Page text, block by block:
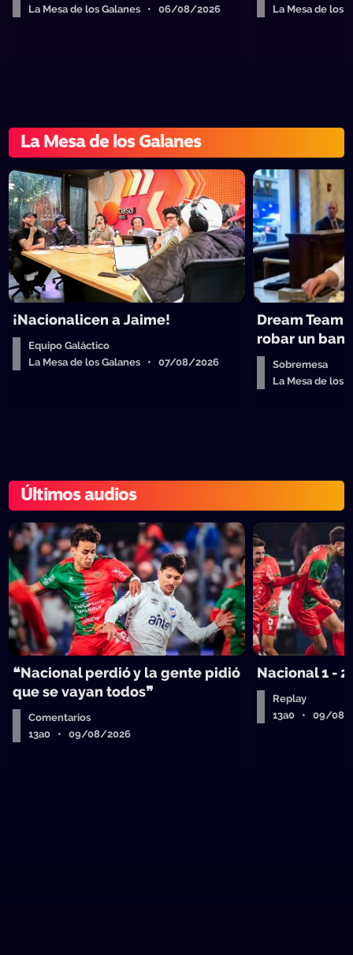
La Mesa de los Galanes • 06/08/2026
La Mesa de los
La Mesa de los Galanes
¡Nacionalicen a Jaime!
Equipo Galáctico
La Mesa de los Galanes • 07/08/2026
Dream Team
robar un
Sobremesa
La Mesa de
Últimos audios
❝Nacional perdió y la gente pidió
que se vayan todos❞
Comentarios
13a0 • 09/08/2026
Nacional 1 -
Replay
13a0 • 09/08/